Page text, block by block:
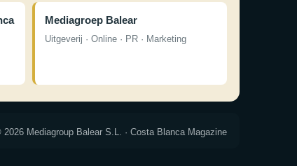
Mediagroep Balear
Uitgeverij · Online · PR · Marketing
2026 Mediagroup Balear S.L. · Costa Blanca Magazine